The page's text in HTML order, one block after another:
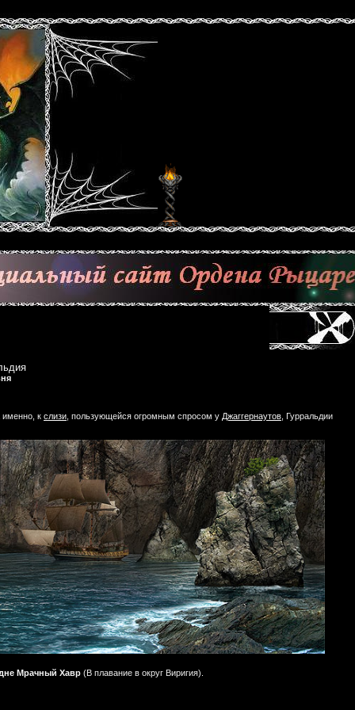
именно, к слизи , пользующейся огромным спросом у Джаггернаутов , Гурральдии
Мрачный Хавр (В плавание в округ Виригия).